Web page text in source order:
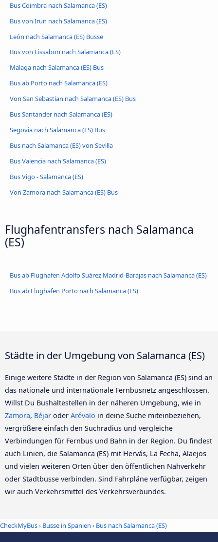
Bus Coimbra nach Salamanca (ES)
Bus von Irun nach Salamanca (ES)
León nach Salamanca (ES) Busse
Bus von Lissabon nach Salamanca (ES)
Malaga nach Salamanca (ES) Bus
Bus ab Porto nach Salamanca (ES)
Von San Sebastian nach Salamanca (ES) Bus
Bus Santander nach Salamanca (ES)
Segovia nach Salamanca (ES) Bus
Bus nach Salamanca (ES) von Sevilla
Bus Valencia nach Salamanca (ES)
Bus Vigo - Salamanca (ES)
Von Zamora nach Salamanca (ES) Bus
Flughafentransfers nach Salamanca
(ES)
Bus ab Flughafen Adolfo Suárez Madrid-Barajas nach Salamanca (ES)
Bus ab Flughafen Porto nach Salamanca (ES)
Städte in der Umgebung von Salamanca (ES)
Einige weitere Städte in der Region von Salamanca (ES) sind an
das nationale und internationale Fernbusnetz angeschlossen.
Willst Du Bushaltestellen in der näheren Umgebung, wie in
Zamora, Béjar oder Arévalo in deine Suche miteinbeziehen,
vergrößere einfach den Suchradius und vergleiche
Verbindungen für Fernbus und Bahn in der Region. Du findest
auch Linien, die Salamanca (ES) mit Hervás, La Fecha, Alaejos
und vielen weiteren Orten über den öffentlichen Nahverkehr
oder Stadtbusse verbinden. Sind Fahrpläne verfügbar, zeigen
wir auch Verkehrsmittel des Verkehrsverbundes.
CheckMyBus› Busse in Spanien › Bus nach Salamanca (ES)